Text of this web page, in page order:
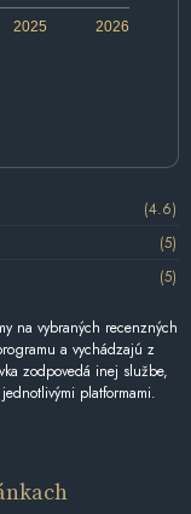
2026
2025
(4.6)
(5)
(5)
na vybraných recenzných
a vychádzajú z
zodpovedá inej službe,
platformami.